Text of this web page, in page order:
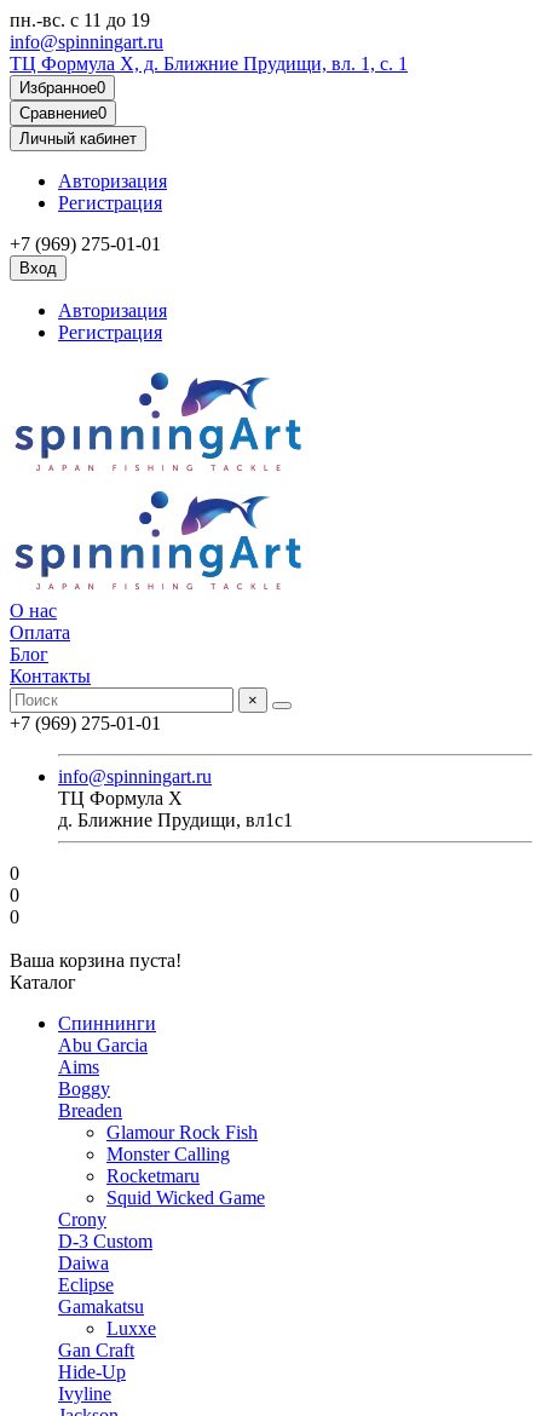
пн.-вс. с 11 до 19
info@spinningart.ru
ТЦ Формула X, д. Ближние Прудищи, вл. 1, с. 1
Избранное0
Сравнение0
Личный кабинет
Авторизация
Регистрация
+7 (969) 275-01-01
Вход
Авторизация
Регистрация
О нас
Оплата
Блог
Контакты
×
+7 (969) 275-01-01
info@spinningart.ru
ТЦ Формула X
д. Ближние Прудищи, вл1с1
0
0
0
Ваша корзина пуста!
Каталог
Спиннинги
Abu Garcia
Aims
Boggy
Breaden
Glamour Rock Fish
Monster Calling
Rocketmaru
Squid Wicked Game
Crony
D-3 Custom
Daiwa
Eclipse
Gamakatsu
Luxxe
Gan Craft
Hide-Up
Ivyline